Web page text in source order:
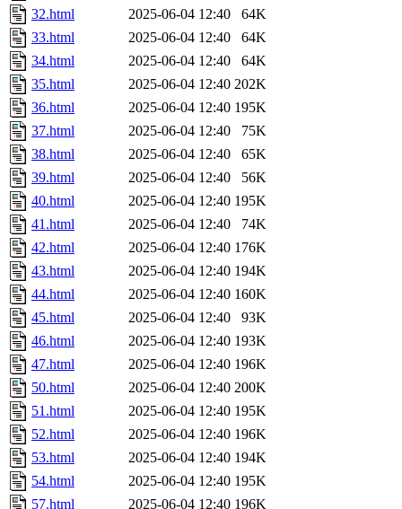
32.html
2025-06-04 12:40
64K
33.html
2025-06-04 12:40
64K
34.html
2025-06-04 12:40
64K
35.html
2025-06-04 12:40 202K
36.html
2025-06-04 12:40 195K
37.html
2025-06-04 12:40
75K
38.html
2025-06-04 12:40
65K
39.html
2025-06-04 12:40
56K
40.html
2025-06-04 12:40 195K
41.html
2025-06-04 12:40
74K
42.html
2025-06-04 12:40 176K
43.html
2025-06-04 12:40 194K
44.html
2025-06-04 12:40 160K
45.html
2025-06-04 12:40
93K
46.html
2025-06-04 12:40 193K
47.html
2025-06-04 12:40 196K
50.html
2025-06-04 12:40 200K
51.html
2025-06-04 12:40 195K
52.html
2025-06-04 12:40 196K
53.html
2025-06-04 12:40 194K
54.html
2025-06-04 12:40 195K
57.html
2025-06-04 12:40 196K